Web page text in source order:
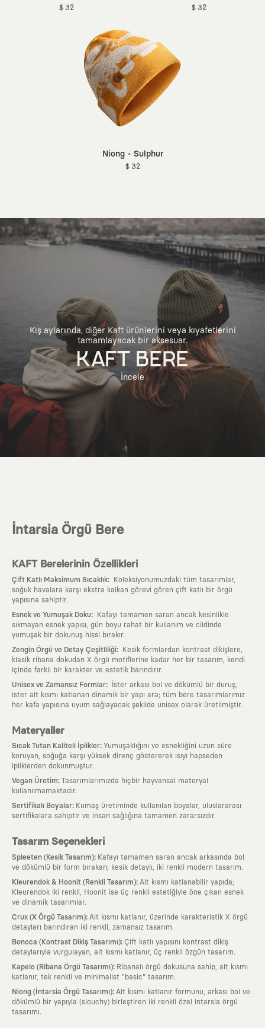
$ 32 $ 32
Niong - Sulphur
$ 32
Kış aylarında, diğer Kaft ürünlerini veya kıyafetlerini
tamamlayacak bir aksesuar.
KAFT BERE
İncele
İntarsia Örgü Bere
KAFT Berelerinin Özellikleri
Çift Katlı Maksimum Sıcaklık:
Koleksiyonumuzdaki tüm tasarımlar,
soğuk havalara karşı ekstra kalkan görevi gören çift katlı bir örgü
yapısına sahiptir.
Esnek ve Yumuşak Doku:
Kafayı tamamen saran ancak kesinlikle
sıkmayan esnek yapısı, gün boyu rahat bir kullanım ve cildinde
yumuşak bir dokunuş hissi bırakır.
Zengin Örgü ve Detay Çeşitliliği:
Kesik formlardan kontrast dikişlere,
klasik ribana dokudan X örgü motiflerine kadar her bir tasarım, kendi
içinde farklı bir karakter ve estetik barındırır.
Unisex ve Zamansız Formlar:
İster arkası bol ve dökümlü bir duruş,
ister alt kısmı katlanan dinamik bir yapı ara; tüm bere tasarımlarımız
her kafa yapısına uyum sağlayacak şekilde unisex olarak üretilmiştir.
Materyaller
Sıcak Tutan Kaliteli İplikler: Yumuşaklığını ve esnekliğini uzun süre
koruyan, soğuğa karşı yüksek direnç göstererek ısıyı hapseden
ipliklerden dokunmuştur.
Vegan Üretim: Tasarımlarımızda hiçbir hayvansal materyal
kullanılmamaktadır.
Sertifikalı Boyalar: Kumaş üretiminde kullanılan boyalar, uluslararası
sertifikalara sahiptir ve insan sağlığına tamamen zararsızdır.
Tasarım Seçenekleri
Spleeten (Kesik Tasarım): Kafayı tamamen saran ancak arkasında bol
ve dökümlü bir form bırakan; kesik detaylı, iki renkli modern tasarım.
Kleurendok & Hoonit (Renkli Tasarım): Alt kısmı katlanabilir yapıda;
Kleurendok iki renkli, Hoonit ise üç renkli estetiğiyle öne çıkan esnek
ve dinamik tasarımlar.
Crux (X Örgü Tasarım): Alt kısmı katlanır, üzerinde karakteristik X örgü
detayları barındıran iki renkli, zamansız tasarım.
Bonoca (Kontrast Dikiş Tasarımı): Çift katlı yapısını kontrast dikiş
detaylarıyla vurgulayan, alt kısmı katlanır, üç renkli özgün tasarım.
Kapelo (Ribana Örgü Tasarımı): Ribanalı örgü dokusuna sahip, alt kısmı
katlanır, tek renkli ve minimalist "basic" tasarım.
Niong (İntarsia Örgü Tasarımı): Alt kısmı katlanır formunu, arkası bol ve
dökümlü bir yapıyla (slouchy) birleştiren iki renkli özel intarsia örgü
tasarımı.